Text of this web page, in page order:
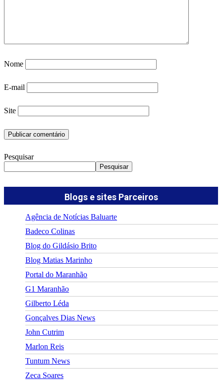
Nome
E-mail
Site
Pesquisar
Pesquisar
Blogs e sites Parceiros
Agência de Notícias Baluarte
Badeco Colinas
Blog do Gildásio Brito
Blog Matias Marinho
Portal do Maranhão
G1 Maranhão
Gilberto Léda
Gonçalves Dias News
John Cutrim
Marlon Reis
Tuntum News
Zeca Soares